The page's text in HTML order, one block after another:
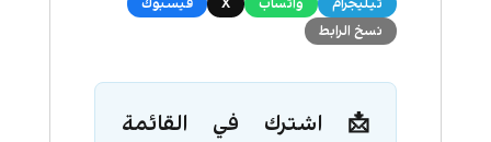
نسخ الرابط
📩 اشترك في القائمة